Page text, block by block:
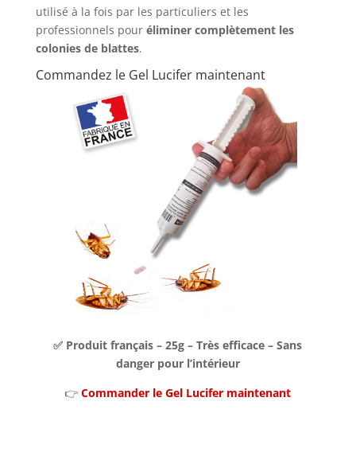
utilisé à la fois par les particuliers et les
professionnels pour éliminer complètement les
colonies de blattes.
Commandez le Gel Lucifer maintenant
✅ Produit français – 25g – Très efficace – Sans
danger pour l’intérieur
👉Commander le Gel Lucifer maintenant